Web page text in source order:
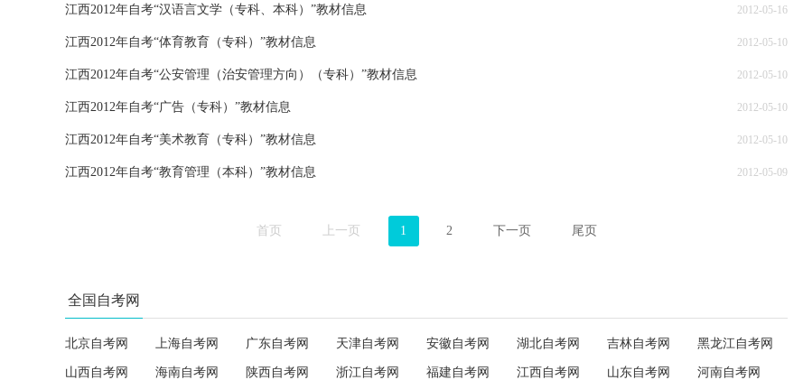
江西2012年自考“汉语言文学（专科、本科）”教材信息 2012-05-16
江西2012年自考“体育教育（专科）”教材信息 2012-05-10
江西2012年自考“公安管理（治安管理方向）（专科）”教材信息 2012-05-10
江西2012年自考“广告（专科）”教材信息 2012-05-10
江西2012年自考“美术教育（专科）”教材信息 2012-05-10
江西2012年自考“教育管理（本科）”教材信息 2012-05-09
首页 上一页 1 2 下一页 尾页
全国自考网
北京自考网 上海自考网 广东自考网 天津自考网 安徽自考网 湖北自考网 吉林自考网 黑龙江自考网
山西自考网 海南自考网 陕西自考网 浙江自考网 福建自考网 江西自考网 山东自考网 河南自考网